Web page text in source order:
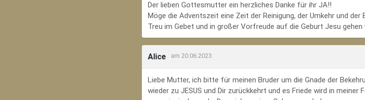
Der lieben Gottesmutter ein herzliches Danke für ihr JA!!
Möge die Adventszeit eine Zeit der Reinigung, der Umkehr und der
Treu im Gebet und in großer Vorfreude auf die Geburt Jesu gehen
Alice am 20.06.2023
Liebe Mutter, ich bitte für meinen Bruder um die Gnade der
wieder zu JESUS und Dir zurückkehrt und es Friede wird in meiner